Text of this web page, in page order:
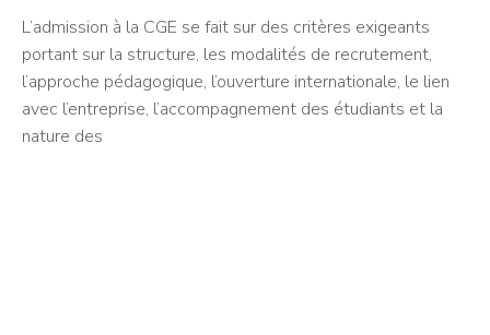
L’admission à la CGE se fait sur des critères exigeants
portant sur la structure, les modalités de recrutement,
l’approche pédagogique, l’ouverture internationale, le lien
avec l’entreprise, l’accompagnement des étudiants et la
nature des